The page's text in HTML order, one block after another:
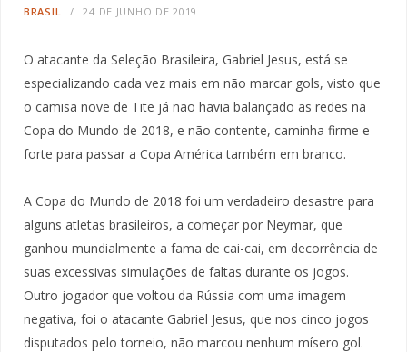
BRASIL 24 DE JUNHO DE 2019
O atacante da Seleção Brasileira, Gabriel Jesus, está se
especializando cada vez mais em não marcar gols, visto que
o camisa nove de Tite já não havia balançado as redes na
Copa do Mundo de 2018, e não contente, caminha firme e
forte para passar a Copa América também em branco.
A Copa do Mundo de 2018 foi um verdadeiro desastre para
alguns atletas brasileiros, a começar por Neymar, que
ganhou mundialmente a fama de cai-cai, em decorrência de
suas excessivas simulações de faltas durante os jogos.
Outro jogador que voltou da Rússia com uma imagem
negativa, foi o atacante Gabriel Jesus, que nos cinco jogos
disputados pelo torneio, não marcou nenhum mísero gol.